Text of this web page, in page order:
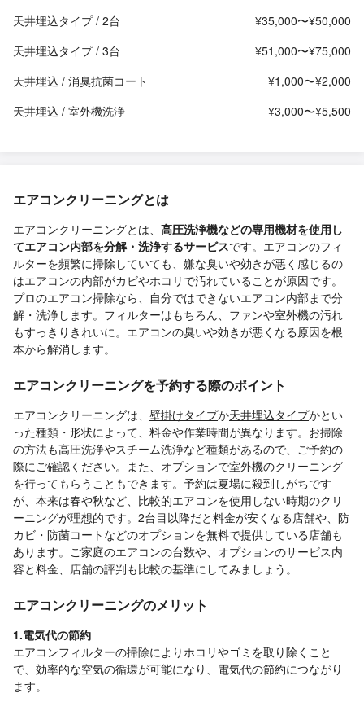
天井埋込タイプ / 2台
¥35,000〜¥50,000
天井埋込タイプ / 3台
¥51,000〜¥75,000
天井埋込 / 消臭抗菌コート
¥1,000〜¥2,000
天井埋込 / 室外機洗浄
¥3,000〜¥5,500
エアコンクリーニングとは
エアコンクリーニングとは、 高圧洗浄機などの専用機材を使用し
てエアコン内部を分解・洗浄するサービスです。エアコンのフィ
ルターを頻繁に掃除していても、嫌な臭いや効きが悪く感じるの
はエアコンの内部がカビやホコリで汚れていることが原因です。
プロのエアコン掃除なら、自分ではできないエアコン内部まで分
解・洗浄します。フィルターはもちろん、ファンや室外機の汚れ
もすっきりきれいに。エアコンの臭いや効きが悪くなる原因を根
本から解消します。
エアコンクリーニングを予約する際のポイント
エアコンクリーニングは、 壁掛けタイプか天井埋込タイプかとい
った種類・形状によって、料金や作業時間が異なります。お掃除
の方法も高圧洗浄やスチーム洗浄など種類があるので、ご予約の
際にご確認ください。また、オプションで室外機のクリーニング
を行ってもらうこともできます。予約は夏場に殺到しがちです
が、本来は春や秋など、比較的エアコンを使用しない時期のクリ
ーニングが理想的です。2台目以降だと料金が安くなる店舗や、防
カビ・防菌コートなどのオプションを無料で提供している店舗も
あります。ご家庭のエアコンの台数や、オプションのサービス内
容と料金、店舗の評判も比較の基準にしてみましょう。
エアコンクリーニングのメリット
1.電気代の節約
エアコンフィルターの掃除によりホコリやゴミを取り除くこと
で、効率的な空気の循環が可能になり、電気代の節約につながり
ます。